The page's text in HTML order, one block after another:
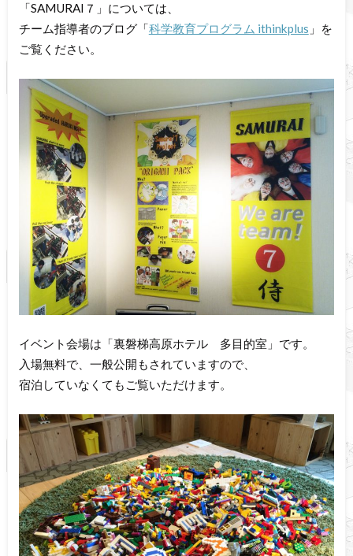
「SAMURAI７」については、
チーム指導者のブログ「科学教育プログラム ithinkplus 」を
ご覧ください。
イベント会場は「裏磐梯高原ホテル 多目的室」です。
入場無料で、一般公開もされていますので、
宿泊していなくてもご覧いただけます。